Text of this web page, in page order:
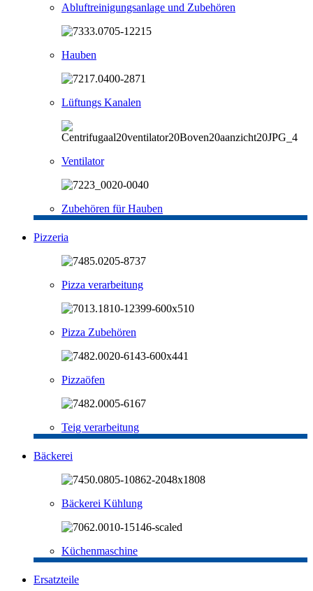
Abluftreinigungsanlage und Zubehören
Hauben
Lüftungs Kanalen
Ventilator
Zubehören für Hauben
Pizzeria
Pizza verarbeitung
Pizza Zubehören
Pizzaöfen
Teig verarbeitung
Bäckerei
Bäckerei Kühlung
Küchenmaschine
Ersatzteile